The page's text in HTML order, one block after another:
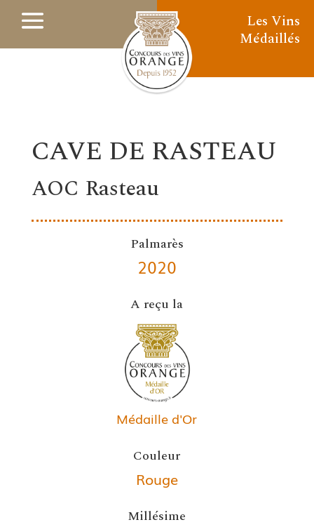
Les Vins
Médaillés
CAVE DE RASTEAU
AOC Rasteau
Palmarès
2020
A reçu la
Médaille d'Or
Couleur
Rouge
Millésime